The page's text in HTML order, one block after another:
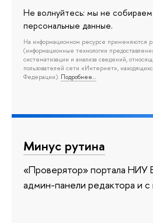
Не волнуйтесь: мы не собираем
персональные данные.
На информационном ресурсе применяются
(информационные технологии
систематизации и анализа сведений,
пользователей сети «Интернет»,
Федерации). Подробнее…
Минус рутина
«Проверятор» портала НИУ
админ-панели редактора и